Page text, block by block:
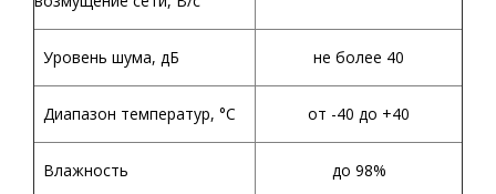
Уровень шума, дБ не более 40
Диапазон температур, °С от -40 до +40
Влажность до 98%